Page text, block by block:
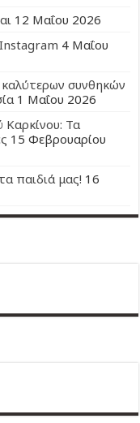
12 Μαΐου 2026
4 Μαΐου
συνθηκών
1 Μαΐου 2026
Καρκίνου: Τα
15 Φεβρουαρίου
παιδιά μας! 16